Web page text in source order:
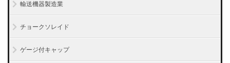
輸送機器製造業
チョークソレイド
ゲージ付キャップ